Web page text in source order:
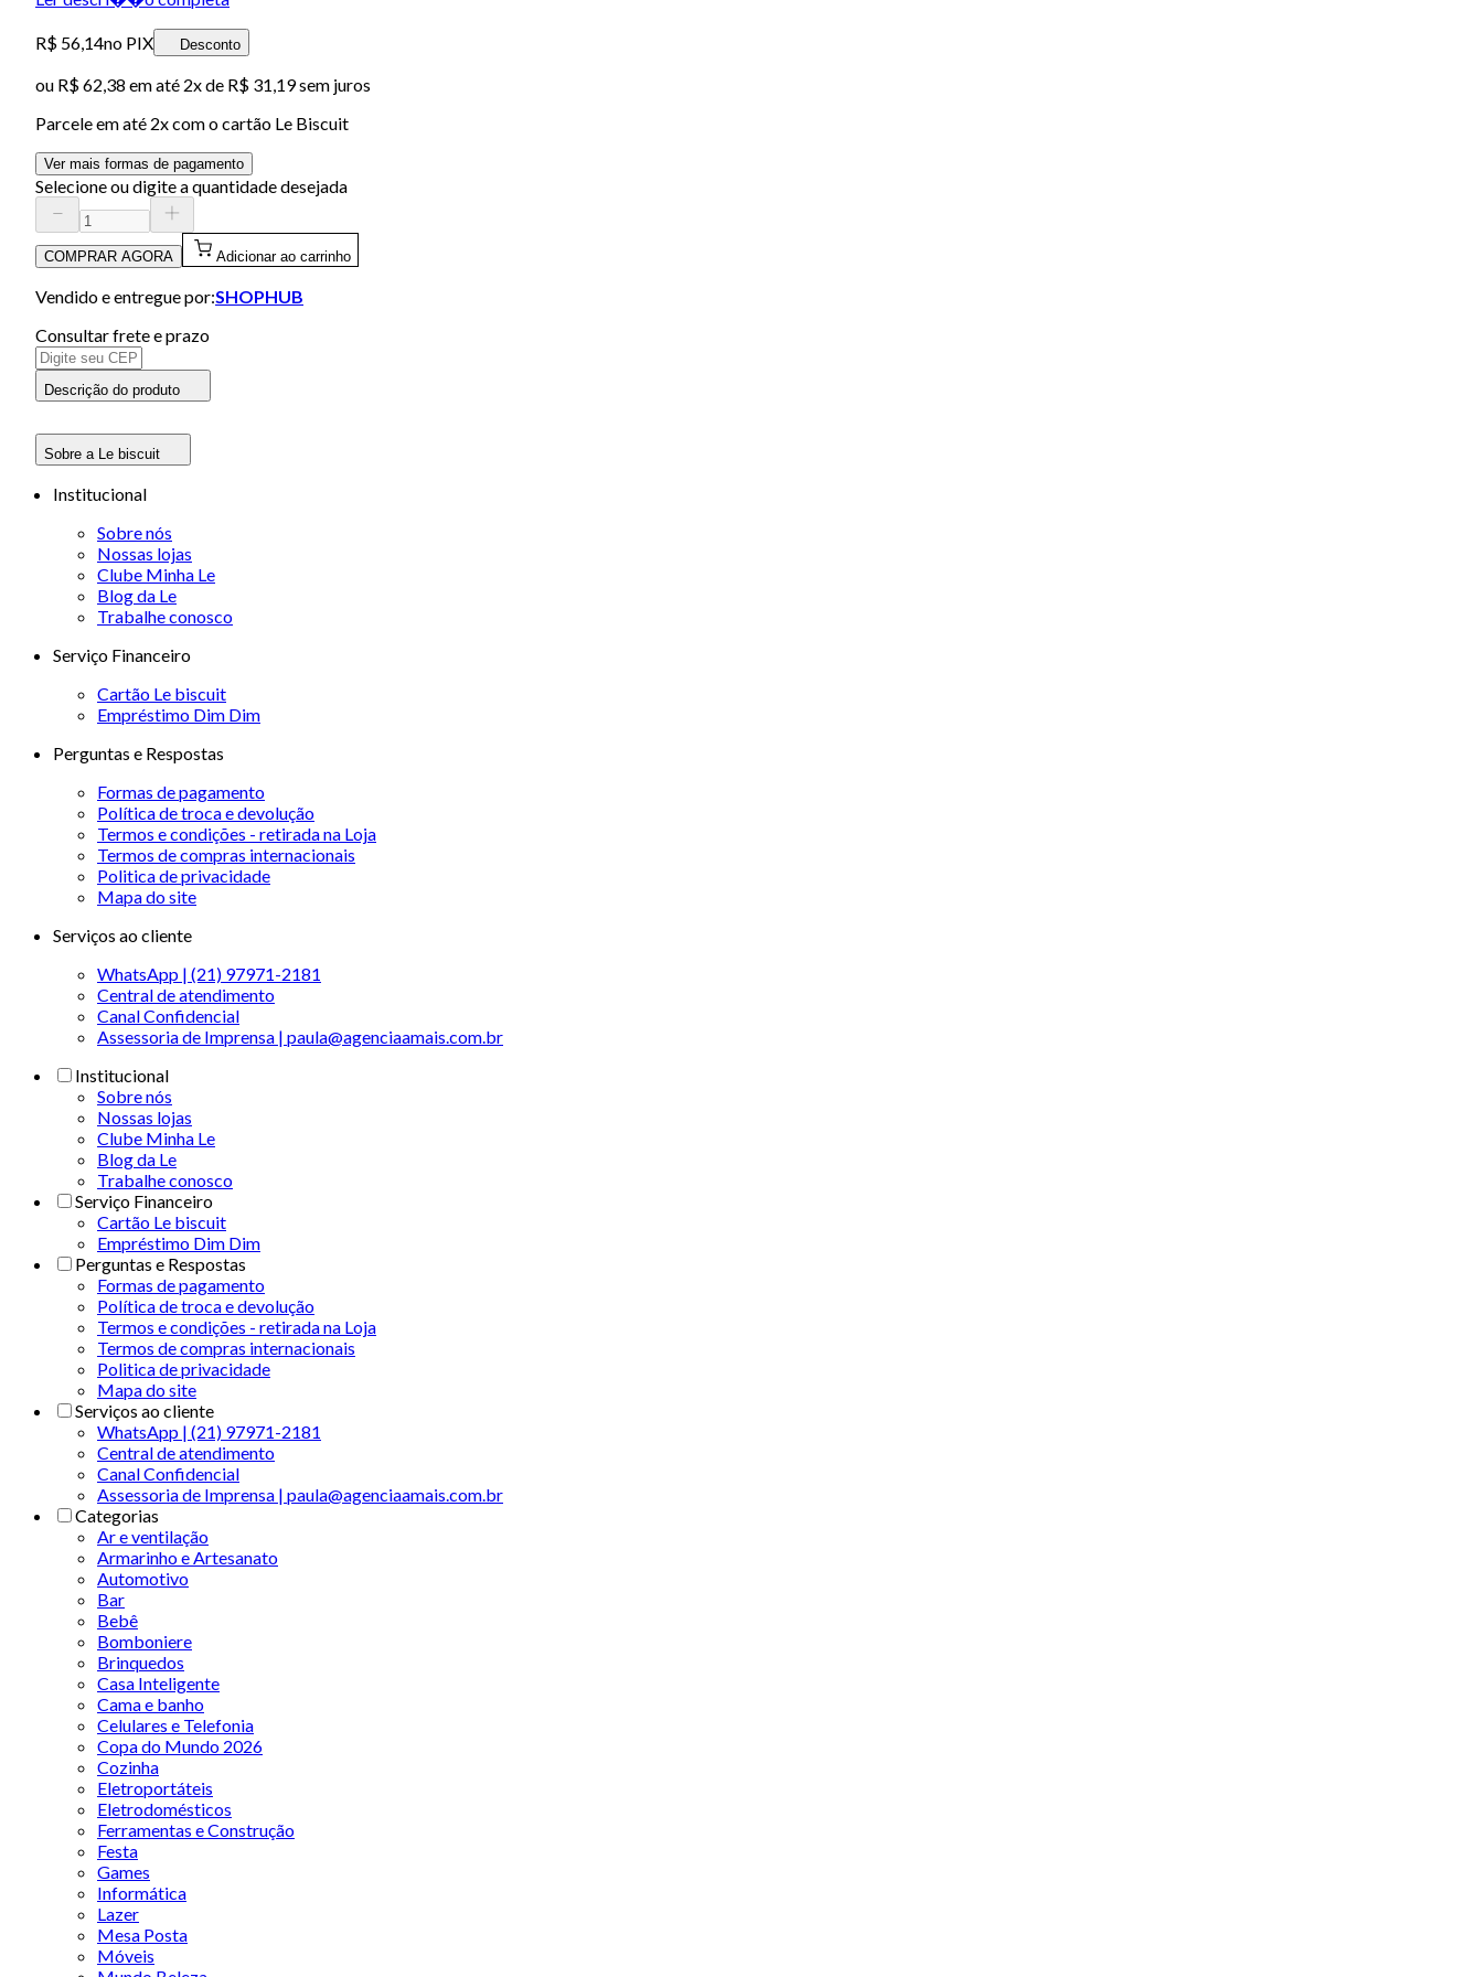
R$ 56,14no PIX Desconto
ou R$ 62,38 em até 2x de R$ 31,19 sem juros
Parcele em até 2x com o cartão Le Biscuit
Ver mais formas de pagamento
Selecione ou digite a quantidade desejada
COMPRAR AGORA Adicionar ao carrinho
Vendido e entregue por:SHOPHUB
Consultar frete e prazo
Descrição do produto
Sobre a Le biscuit
Institucional
Sobre nós
Nossas lojas
Clube Minha Le
Blog da Le
Trabalhe conosco
Serviço Financeiro
Cartão Le biscuit
Empréstimo Dim Dim
Perguntas e Respostas
Formas de pagamento
Política de troca e devolução
Termos e condições - retirada na Loja
Termos de compras internacionais
Politica de privacidade
Mapa do site
Serviços ao cliente
WhatsApp | (21) 97971-2181
Central de atendimento
Canal Confidencial
Assessoria de Imprensa | paula@agenciaamais.com.br
Institucional
Sobre nós
Nossas lojas
Clube Minha Le
Blog da Le
Trabalhe conosco
Serviço Financeiro
Cartão Le biscuit
Empréstimo Dim Dim
Perguntas e Respostas
Formas de pagamento
Política de troca e devolução
Termos e condições - retirada na Loja
Termos de compras internacionais
Politica de privacidade
Mapa do site
Serviços ao cliente
WhatsApp | (21) 97971-2181
Central de atendimento
Canal Confidencial
Assessoria de Imprensa | paula@agenciaamais.com.br
Categorias
Ar e ventilação
Armarinho e Artesanato
Automotivo
Bar
Bebê
Bomboniere
Brinquedos
Casa Inteligente
Cama e banho
Celulares e Telefonia
Copa do Mundo 2026
Cozinha
Eletroportáteis
Eletrodomésticos
Ferramentas e Construção
Festa
Games
Informática
Lazer
Mesa Posta
Móveis